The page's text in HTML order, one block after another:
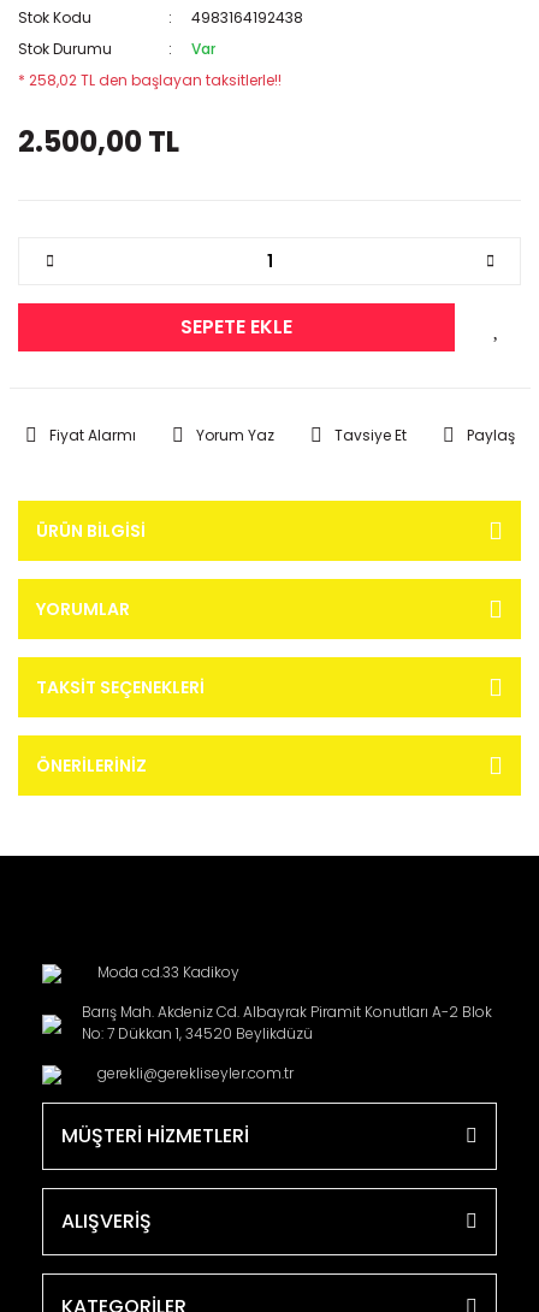
Stok Kodu
4983164192438
Stok Durumu
Var
* 258,02 TL den başlayan taksitlerle!!
2.500,00 TL
SEPETE EKLE
Fiyat Alarmı Yorum Yaz Tavsiye Et Paylaş
ÜRÜN BILGISI
YORUMLAR
TAKSIT SEÇENEKLERI
ÖNERILERINIZ
Moda cd.33 Kadikoy
Barış Mah. Akdeniz Cd. Albayrak Piramit Konutları A-2 Blok
No: 7 Dükkan 1, 34520 Beylikdüzü
gerekli@gerekliseyler.com.tr
MÜŞTERİ HİZMETLERİ
ALIŞVERİŞ